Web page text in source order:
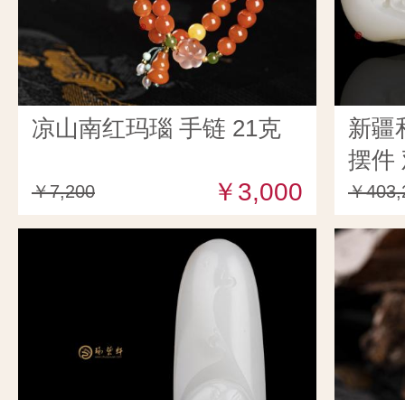
凉山南红玛瑙 手链 21克
￥7,200 ￥3,000
新疆
摆件
￥